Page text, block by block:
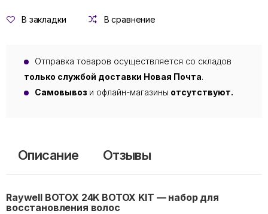
В закладки В сравнение
Отправка товаров осуществляется со складов
только службой доставки Новая Почта.
Самовывоз и офлайн-магазины отсутствуют.
Описание Отзывы
Raywell BOTOX 24K BOTOX KIT — набор для
восстановления волос